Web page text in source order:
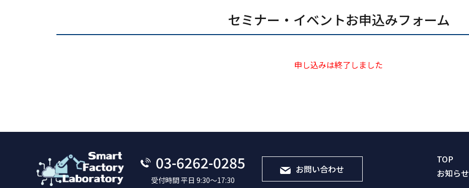
セミナー・イベントお申込みフォーム
申し込みは終了しました
TOP
お知らせ
03-6262-0285
受付時間 平日 9:30～17:30
お問い合わせ